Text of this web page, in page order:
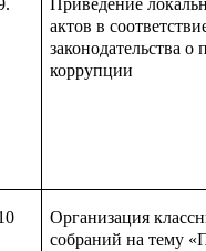
Приведение
актов в
законодательства о
коррупции
Организация
собраний на тему